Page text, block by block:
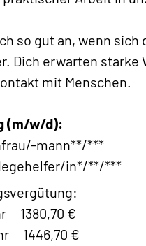
so gut an, wenn
Dich erwarten
mit Menschen.
(m/w/d):
mann**/***
in*/**/***
1380,70 €
1446,70 €